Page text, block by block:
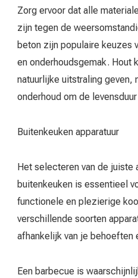
Zorg ervoor dat alle
zijn tegen de
beton zijn populaire keuzes
en onderhoudsgemak. Hout
natuurlijke uitstraling geven,
onderhoud om de
Buitenkeuken apparatuur
Het selecteren van de juiste
buitenkeuken is essentieel
functionele en plezierige
verschillende soorten
afhankelijk van je behoeften
Een barbecue is